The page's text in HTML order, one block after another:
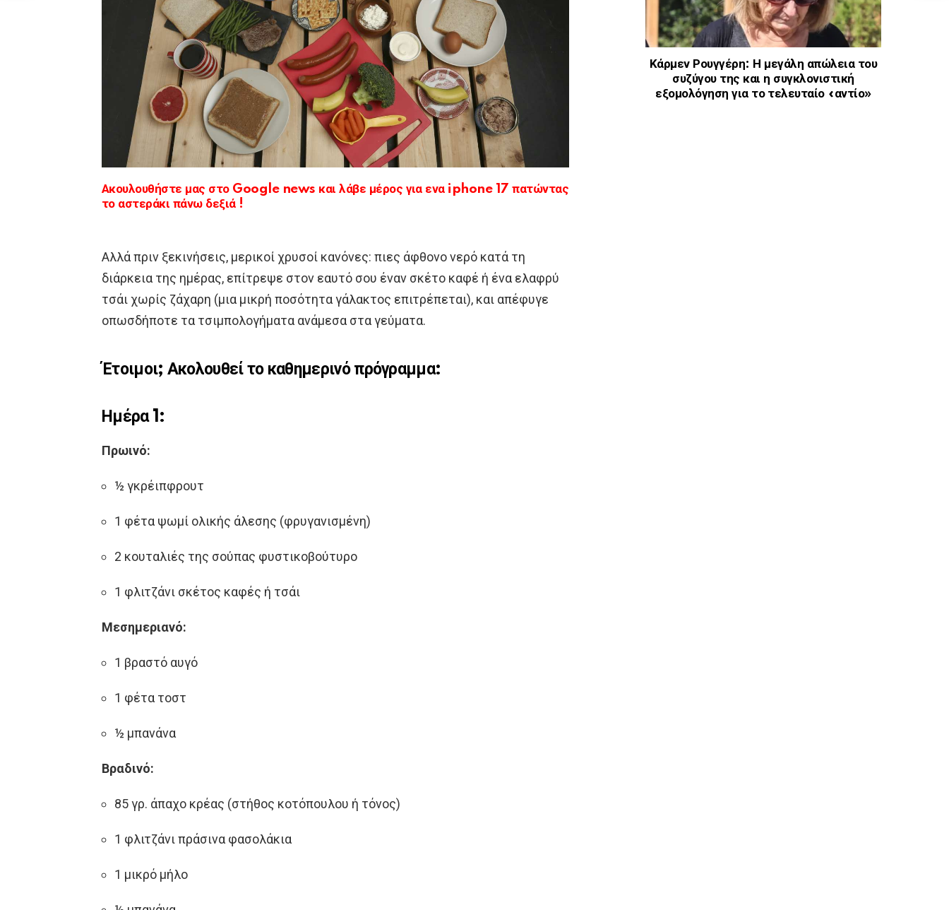
Ακουλουθήστε μας στο Google news και λάβε μέρος για ενα iphone 17 πατώντας
το αστεράκι πάνω δεξιά !
Αλλά πριν ξεκινήσεις, μερικοί χρυσοί κανόνες: πιες άφθονο νερό κατά τη
διάρκεια της ημέρας, επίτρεψε στον εαυτό σου έναν σκέτο καφέ ή ένα ελαφρύ
τσάι χωρίς ζάχαρη (μια μικρή ποσότητα γάλακτος επιτρέπεται), και απέφυγε
οπωσδήποτε τα τσιμπολογήματα ανάμεσα στα γεύματα.
Έτοιμοι; Ακολουθεί το καθημερινό πρόγραμμα:
Ημέρα 1:
Πρωινό:
½ γκρέιπφρουτ
1 φέτα ψωμί ολικής άλεσης (φρυγανισμένη)
2 κουταλιές της σούπας φυστικοβούτυρο
1 φλιτζάνι σκέτος καφές ή τσάι
Μεσημεριανό:
1 βραστό αυγό
1 φέτα τοστ
½ μπανάνα
Βραδινό:
85 γρ. άπαχο κρέας (στήθος κοτόπουλου ή τόνος)
1 φλιτζάνι πράσινα φασολάκια
1 μικρό μήλο
Κάρμεν Ρουγγέρη: Η μεγάλη απώλεια του
συζύγου της και η συγκλονιστική
εξομολόγηση για το τελευταίο «αντίο»